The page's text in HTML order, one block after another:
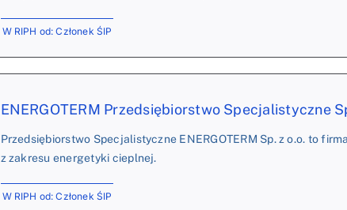
W RIPH od: Członek ŚIP
ENERGOTERM Przedsiębiorstwo Specjalistyczne
Przedsiębiorstwo Specjalistyczne ENERGOTERM Sp. z o.o. to
z zakresu energetyki cieplnej.
W RIPH od: Członek ŚIP